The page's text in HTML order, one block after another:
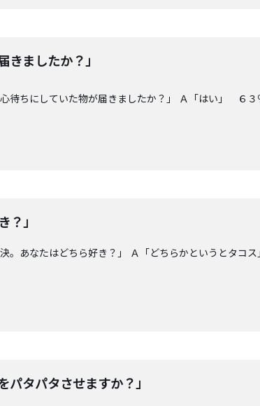
きましたか？」
待ちにしていた物が届きましたか？」 Ａ「はい」 ６
？」
。あなたはどちら好き？」 Ａ「どちらかというとタ
パタパタさせますか？」